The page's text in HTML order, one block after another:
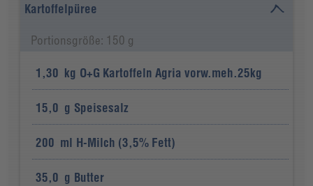
Kartoffelpüree
Portionsgröße: 150 g
1,30 kg O+G Kartoffeln Agria vorw.meh.25kg
15,0 g Speisesalz
200 ml H-Milch (3,5% Fett)
35,0 g Butter